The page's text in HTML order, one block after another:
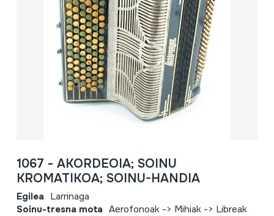
1067 - AKORDEOIA; SOINU
KROMATIKOA; SOINU-HANDIA
Egilea Larrinaga
Soinu-tresna mota Aerofonoak -> Mihiak -> Libreak